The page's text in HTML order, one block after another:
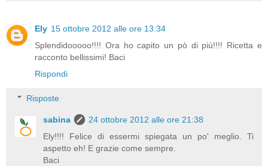
Ely 15 ottobre 2012 alle ore 13:34
Splendidooooo!!!! Ora ho capito un pò di più!!!! Ricetta e
racconto bellissimi! Baci
Rispondi
Risposte
sabina
24 ottobre 2012 alle ore 21:38
Ely!!!! Felice di essermi spiegata un po' meglio. Ti
aspetto eh! E grazie come sempre.
Baci